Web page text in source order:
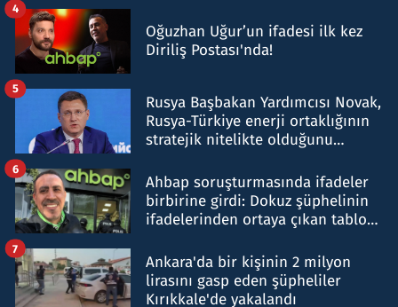
Oğuzhan Uğur’un ifadesi ilk kez
Diriliş Postası'nda!
4
Rusya Başbakan Yardımcısı Novak,
Rusya-Türkiye enerji ortaklığının
stratejik nitelikte olduğunu
5
Ahbap soruşturmasında ifadeler
birbirine girdi: Dokuz şüphelinin
ifadelerinden ortaya çıkan tablo
6
Ankara'da bir kişinin 2 milyon
lirasını gasp eden şüpheliler
Kırıkkale'de yakalandı
7